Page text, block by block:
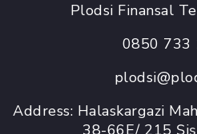
Plodsi Finansal
0850 733
Address: Halaskargazi
38-66E/ 215